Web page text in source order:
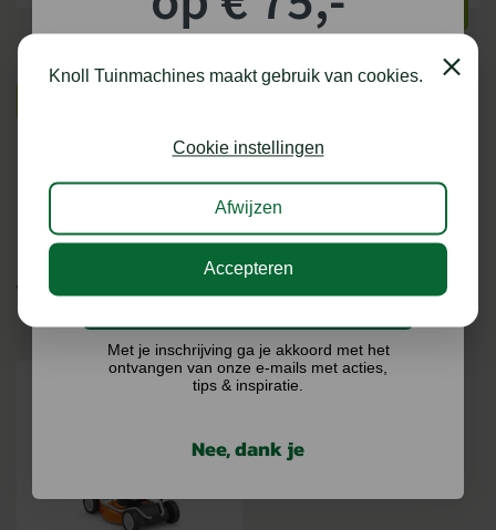
BEKIJKEN
VERGELIJKBARE PRODUCTEN
Knoll Tuinmachines maakt gebruik van cookies. Close
Cookie instellingen
Afwijzen
Accepteren
shoptegoed!
kans op €75,- te besteden op onze webshop.
Ik doe graag mee!
Met je inschrijving ga je akkoord met het
ontvangen van onze e-mails met acties,
tips & inspiratie.
Nee, dank je